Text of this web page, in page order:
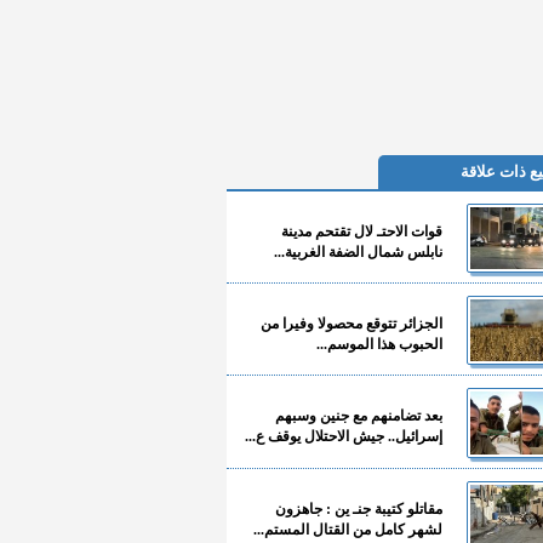
ذات علاقة
قوات الاحتـ لال تقتحم مدينة
نابلس شمال الضفة الغربية...
الجزائر تتوقع محصولا وفيرا من
الحبوب هذا الموسم...
بعد تضامنهم مع جنين وسبهم
إسرائيل.. جيش الاحتلال يوقف ع...
مقاتلو كتيبة جنـ ين : جاهزون
لشهر كامل من القتال المستم...